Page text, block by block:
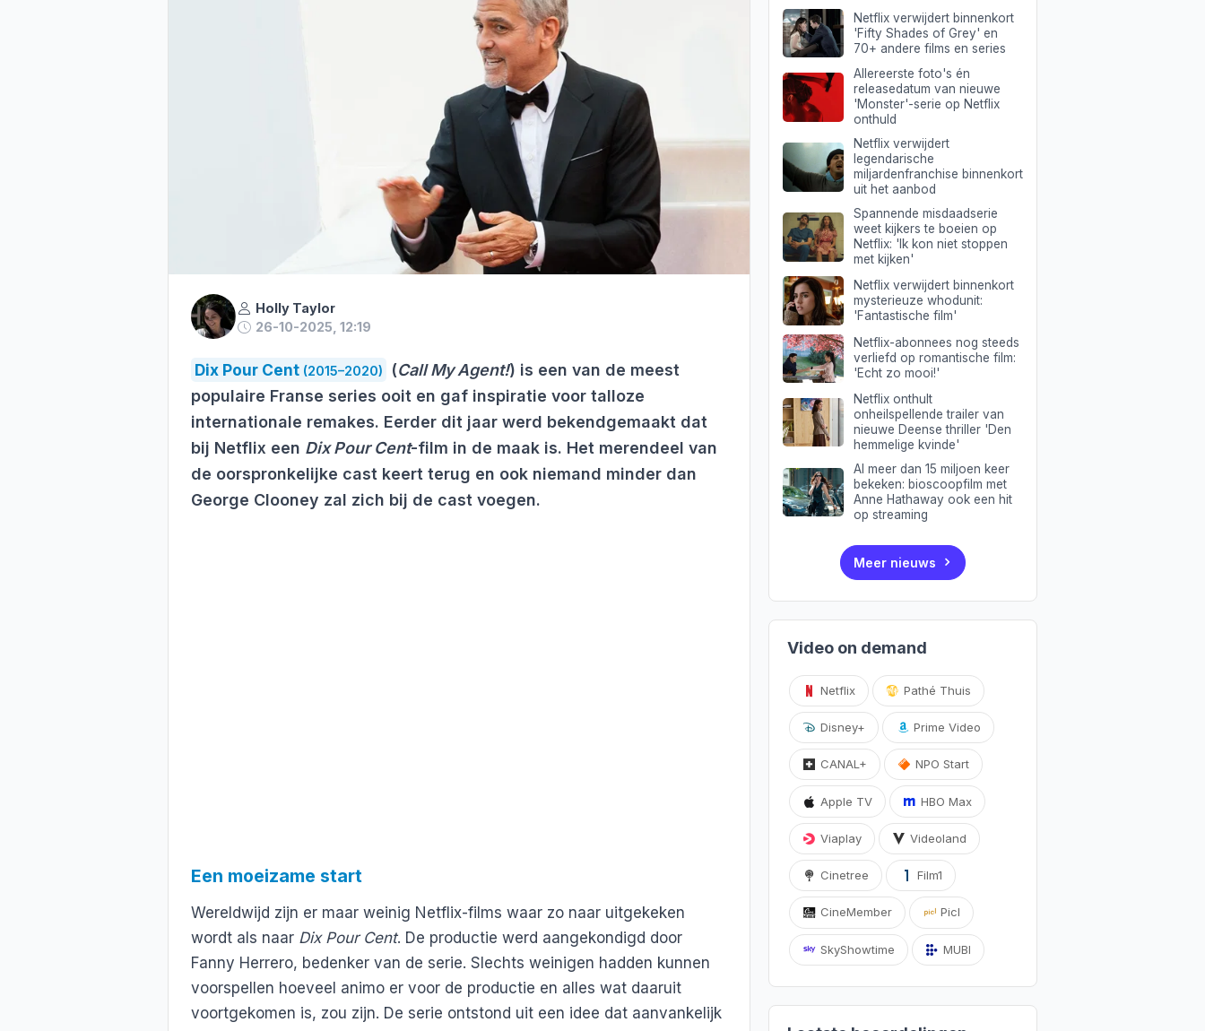
Holly Taylor
26-10-2025, 12:19
Dix Pour Cent (2015–2020) (Call My Agent!) is een van de meest
populaire Franse series ooit en gaf inspiratie voor talloze
internationale remakes. Eerder dit jaar werd bekendgemaakt dat
bij Netflix een Dix Pour Cent-film in de maak is. Het merendeel van
de oorspronkelijke cast keert terug en ook niemand minder dan
George Clooney zal zich bij de cast voegen.
Een moeizame start
Wereldwijd zijn er maar weinig Netflix-films waar zo naar uitgekeken
wordt als naar Dix Pour Cent. De productie werd aangekondigd door
Fanny Herrero, bedenker van de serie. Slechts weinigen hadden kunnen
voorspellen hoeveel animo er voor de productie en alles wat daaruit
voortgekomen is, zou zijn. De serie ontstond uit een idee dat aanvankelijk
Netflix verwijdert binnenkort
'Fifty Shades of Grey' en
70+ andere films en series
Allereerste foto's én
releasedatum van nieuwe
'Monster'-serie op Netflix
onthuld
Netflix verwijdert
legendarische
miljardenfranchise binnenkort
uit het aanbod
Spannende misdaadserie
weet kijkers te boeien op
Netflix: 'Ik kon niet stoppen
met kijken'
Netflix verwijdert binnenkort
mysterieuze whodunit:
'Fantastische film'
Netflix-abonnees nog steeds
verliefd op romantische film:
'Echt zo mooi!'
Netflix onthult
onheilspellende trailer van
nieuwe Deense thriller 'Den
hemmelige kvinde'
Al meer dan 15 miljoen keer
bekeken: bioscoopfilm met
Anne Hathaway ook een hit
op streaming
Meer nieuws
Video on demand
Netflix Pathé Thuis
Disney+ Prime Video
CANAL+ NPO Start
Apple TV HBO Max
Viaplay Videoland
Cinetree Film1
CineMember Picl
SkyShowtime MUBI